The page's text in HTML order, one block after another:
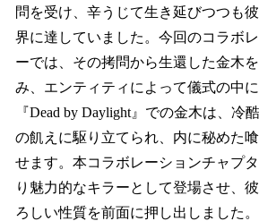
問を受け、辛うじて生き延びつつも
界に達していました。今回のコラボ
ーでは、その拷問から生還した金木
み、エンティティによって儀式の中に
『Dead by Daylight』での金木は、冷
の飢えに駆り立てられ、内に秘めた
せます。本コラボレーションチャプ
り魅力的なキラーとして登場させ、
ろしい性質を前面に押し出しました。